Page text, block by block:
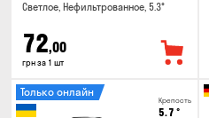
Светлое, Нефильтрованное, 5.3°
72,00
грн за 1 шт
Крепость
5.7 °
Только онлайн